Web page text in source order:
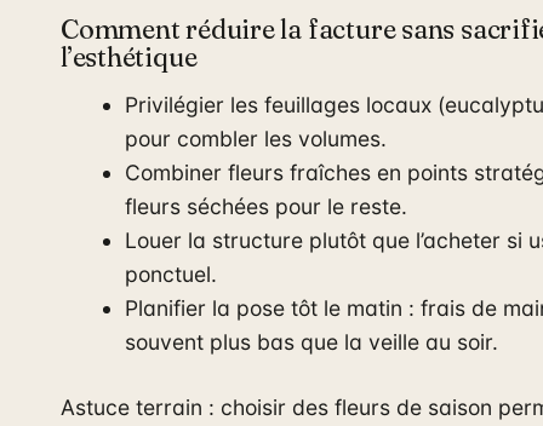
Comment réduire la facture sans
l’esthétique
Privilégier les feuillages locaux
pour combler les volumes.
Combiner fleurs fraîches en points
fleurs séchées pour le reste.
Louer la structure plutôt que l’acheter si
ponctuel.
Planifier la pose tôt le matin : frais de
souvent plus bas que la veille au soir.
Astuce terrain : choisir des fleurs de saison